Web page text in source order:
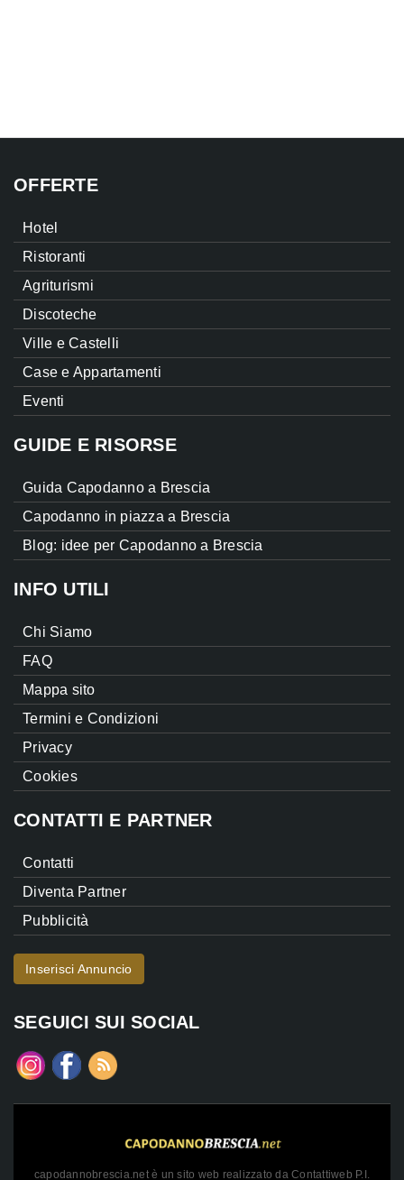
OFFERTE
Hotel
Ristoranti
Agriturismi
Discoteche
Ville e Castelli
Case e Appartamenti
Eventi
GUIDE E RISORSE
Guida Capodanno a Brescia
Capodanno in piazza a Brescia
Blog: idee per Capodanno a Brescia
INFO UTILI
Chi Siamo
FAQ
Mappa sito
Termini e Condizioni
Privacy
Cookies
CONTATTI E PARTNER
Contatti
Diventa Partner
Pubblicità
Inserisci Annuncio
SEGUICI SUI SOCIAL
capodannobrescia.net è un sito web realizzato da Contattiweb P.I.